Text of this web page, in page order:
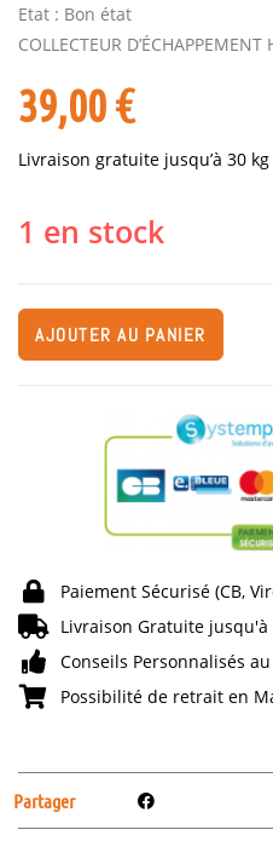
Etat : Bon état
COLLECTEUR
39,00€
Livraison gratuite jusqu’à 30
1 en stock
AJOUTER AU PANIER
Paiement Sécurisé (CB,
Livraison Gratuite
Conseils Personnalisés au
Possibilité de retrait en
Partager